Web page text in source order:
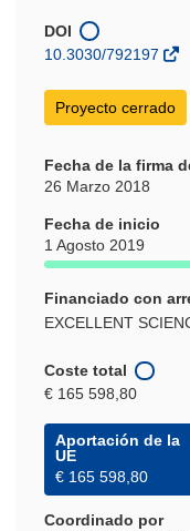
una
nueva
DOI
10.3030/792197
Proyecto cerrado
Fecha de la firma
26 Marzo 2018
Fecha de inicio
1 Agosto 2019
Financiado con
EXCELLENT
Coste total
€ 165 598,80
Aportación de la
UE
€ 165 598,80
Coordinado por